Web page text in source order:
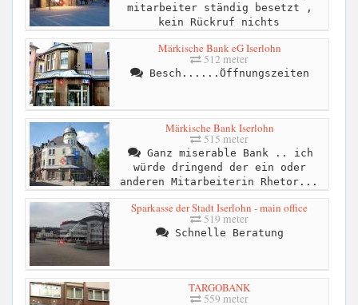
mitarbeiter ständig besetzt ,
kein Rückruf nichts
Märkische Bank eG Iserlohn
512 meter
Besch......Öffnungszeiten
Märkische Bank Iserlohn
515 meter
Ganz miserable Bank .. ich
würde dringend der ein oder
anderen Mitarbeiterin Rhetor...
Sparkasse der Stadt Iserlohn - main office
519 meter
Schnelle Beratung
TARGOBANK
559 meter